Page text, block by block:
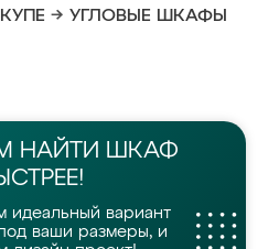
→ УГЛОВЫЕ ШКАФЫ
НАЙТИ ШКАФ
идеальный вариант
ваши размеры, и